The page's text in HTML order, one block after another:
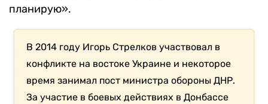
планирую».
В 2014 году Игорь Стрелков участвовал в
конфликте на востоке Украине и некоторое
время занимал пост министра обороны ДНР.
За участие в боевых действиях в Донбассе